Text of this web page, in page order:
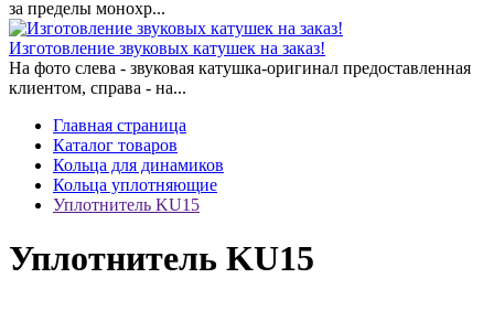
за пределы монохр...
Изготовление звуковых катушек на заказ!
На фото слева - звуковая катушка-оригинал предоставленная
клиентом, справа - на...
Главная страница
Каталог товаров
Кольца для динамиков
Кольца уплотняющие
Уплотнитель KU15
Уплотнитель KU15